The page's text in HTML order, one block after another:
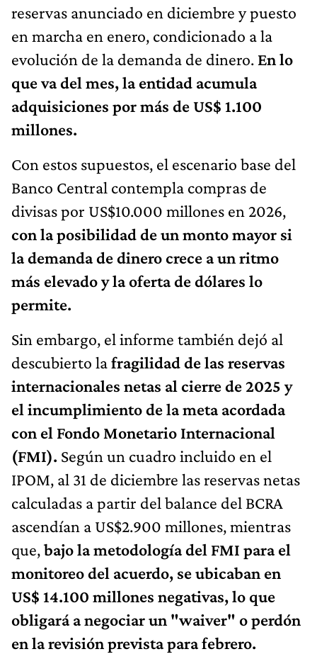
reservas anunciado en diciembre y puesto
en marcha en enero, condicionado a la
evolución de la demanda de dinero. En lo
que va del mes, la entidad acumula
adquisiciones por más de US$ 1.100
millones.
Con estos supuestos, el escenario base del
Banco Central contempla compras de
divisas por US$10.000 millones en 2026,
con la posibilidad de un monto mayor si
la demanda de dinero crece a un ritmo
más elevado y la oferta de dólares lo
permite.
Sin embargo, el informe también dejó al
descubierto lafragilidad de las reservas
internacionales netas al cierre de 2025 y
el incumplimiento de la meta acordada
con el Fondo Monetario Internacional
(FMI). Según un cuadro incluido en el
IPOM, al 31 de diciembre las reservas netas
calculadas a partir del balance del BCRA
ascendían a US$2.900 millones, mientras
que,bajo la metodología del FMI para el
monitoreo del acuerdo, se ubicaban en
US$ 14.100 millones negativas, lo que
obligará a negociar un "waiver" o perdón
en la revisión prevista para febrero.